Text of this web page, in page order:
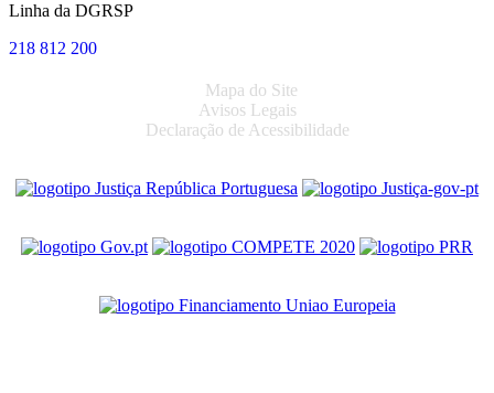
Linha da DGRSP
218 812 200
Mapa do Site
Avisos Legais
Declaração de Acessibilidade